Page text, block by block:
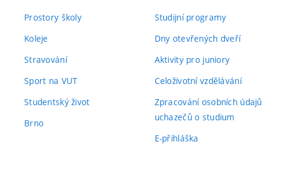
Prostory školy
Koleje
Stravování
Sport na VUT
Studentský život
Brno
Studijní programy
Dny otevřených dveří
Aktivity pro juniory
Celoživotní vzdělávání
Zpracování osobních údajů
uchazečů o studium
E-přihláška